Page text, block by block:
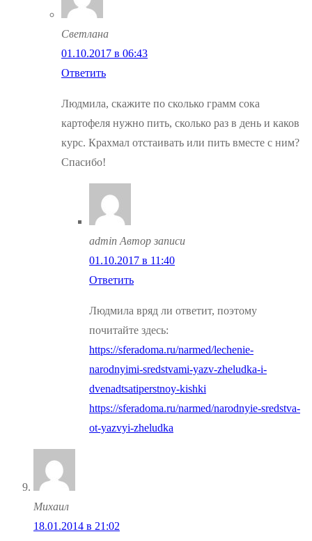
Светлана
01.10.2017 в 06:43
Ответить
Людмила, скажите по сколько грамм сока
картофеля нужно пить, сколько раз в день и каков
курс. Крахмал отстаивать или пить вместе с ним?
Спасибо!
admin Автор записи
01.10.2017 в 11:40
Ответить
Людмила вряд ли ответит, поэтому
почитайте здесь:
https://sferadoma.ru/narmed/lechenie-
narodnyimi-sredstvami-yazv-zheludka-i-
dvenadtsatiperstnoy-kishki
https://sferadoma.ru/narmed/narodnyie-sredstva-
ot-yazvyi-zheludka
Михаил
18.01.2014 в 21:02